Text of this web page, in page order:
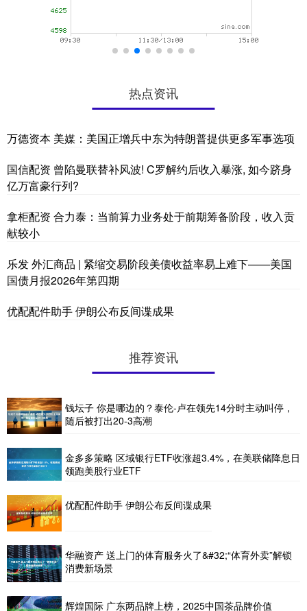
热点资讯
万德资本 美媒：美国正增兵中东为特朗普提供更多军事选项
国信配资 曾陷曼联替补风波! C罗解约后收入暴涨, 如今跻身
亿万富豪行列?
拿柜配资 合力泰：当前算力业务处于前期筹备阶段，收入贡
献较小
乐发 外汇商品 | 紧缩交易阶段美债收益率易上难下——美国
国债月报2026年第四期
优配配件助手 伊朗公布反间谍成果
推荐资讯
钱坛子 你是哪边的？泰伦-卢在领先14分时主动叫停，
随后被打出20-3高潮
金多多策略 区域银行ETF收涨超3.4%，在美联储降息日
领跑美股行业ETF
优配配件助手 伊朗公布反间谍成果
华融资产 送上门的体育服务火了&#32;“体育外卖”解锁
消费新场景
辉煌国际 广东两品牌上榜，2025中国茶品牌价值